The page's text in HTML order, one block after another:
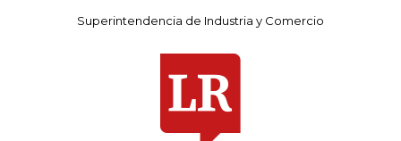
Superintendencia de Industria y Comercio